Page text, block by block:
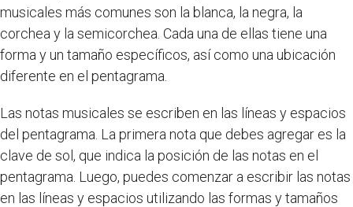
musicales más comunes son la blanca, la negra, la
corchea y la semicorchea. Cada una de ellas tiene una
forma y un tamaño específicos, así como una ubicación
diferente en el pentagrama.
Las notas musicales se escriben en las líneas y espacios
del pentagrama. La primera nota que debes agregar es la
clave de sol, que indica la posición de las notas en el
pentagrama. Luego, puedes comenzar a escribir las notas
en las líneas y espacios utilizando las formas y tamaños